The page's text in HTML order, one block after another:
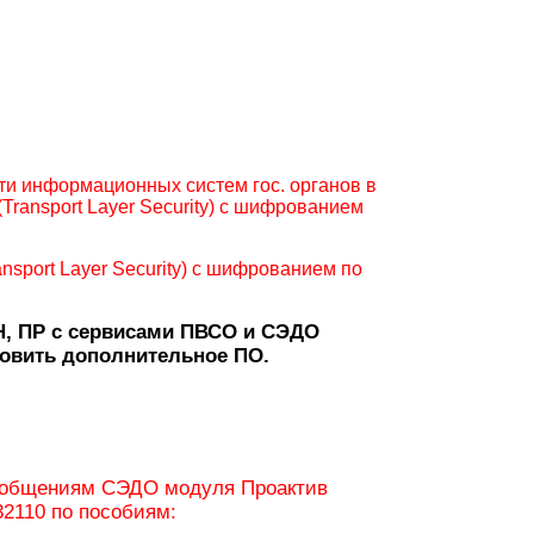
информационных систем гос. органов в
Layer Security) с шифрованием
Layer Security) с шифрованием по
ПР с сервисами ПВСО и СЭДО
дополнительное ПО.
СЭДО модуля Проактив
по пособиям: